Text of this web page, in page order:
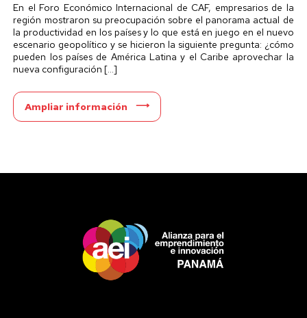
En el Foro Económico Internacional de CAF, empresarios de la
región mostraron su preocupación sobre el panorama actual de
la productividad en los países y lo que está en juego en el nuevo
escenario geopolítico y se hicieron la siguiente pregunta: ¿cómo
pueden los países de América Latina y el Caribe aprovechar la
nueva configuración […]
Ampliar información